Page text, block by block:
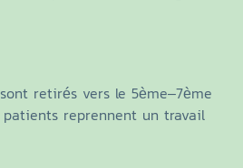
retirés vers le 5ème–7ème
reprennent un travail